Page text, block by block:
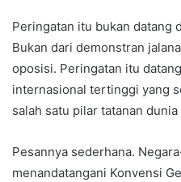
Peringatan itu bukan datang
Bukan dari demonstran
oposisi. Peringatan itu
internasional tertinggi yang
salah satu pilar tatanan
Pesannya sederhana.
menandatangani Konvensi